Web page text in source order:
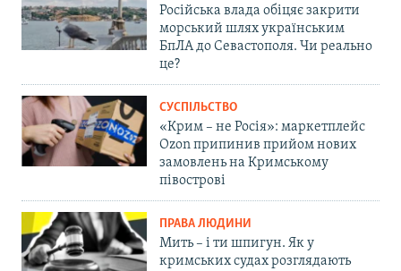
Російська влада обіцяє закрити
морський шлях українським
БпЛА до Севастополя. Чи реально
це?
СУСПІЛЬСТВО
«Крим – не Росія»: маркетплейс
Ozon припинив прийом нових
замовлень на Кримському
півострові
ПРАВА ЛЮДИНИ
Мить – і ти шпигун. Як у
кримських судах розглядають